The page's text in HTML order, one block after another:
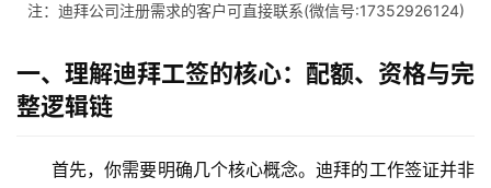
注：迪拜公司注册需求的客户可直接联系(微信号:17352926124)
一、理解迪拜工签的核心：配额、资格与完
整逻辑链
首先，你需要明确几个核心概念。迪拜的工作签证并非